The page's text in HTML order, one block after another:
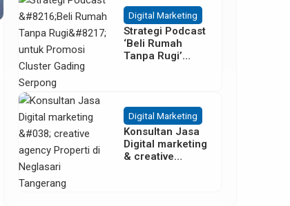
Digital Marketing
Strategi Podcast
‘Beli Rumah
Tanpa Rugi’
Digital Marketing
Konsultan Jasa
Digital marketing
& creative